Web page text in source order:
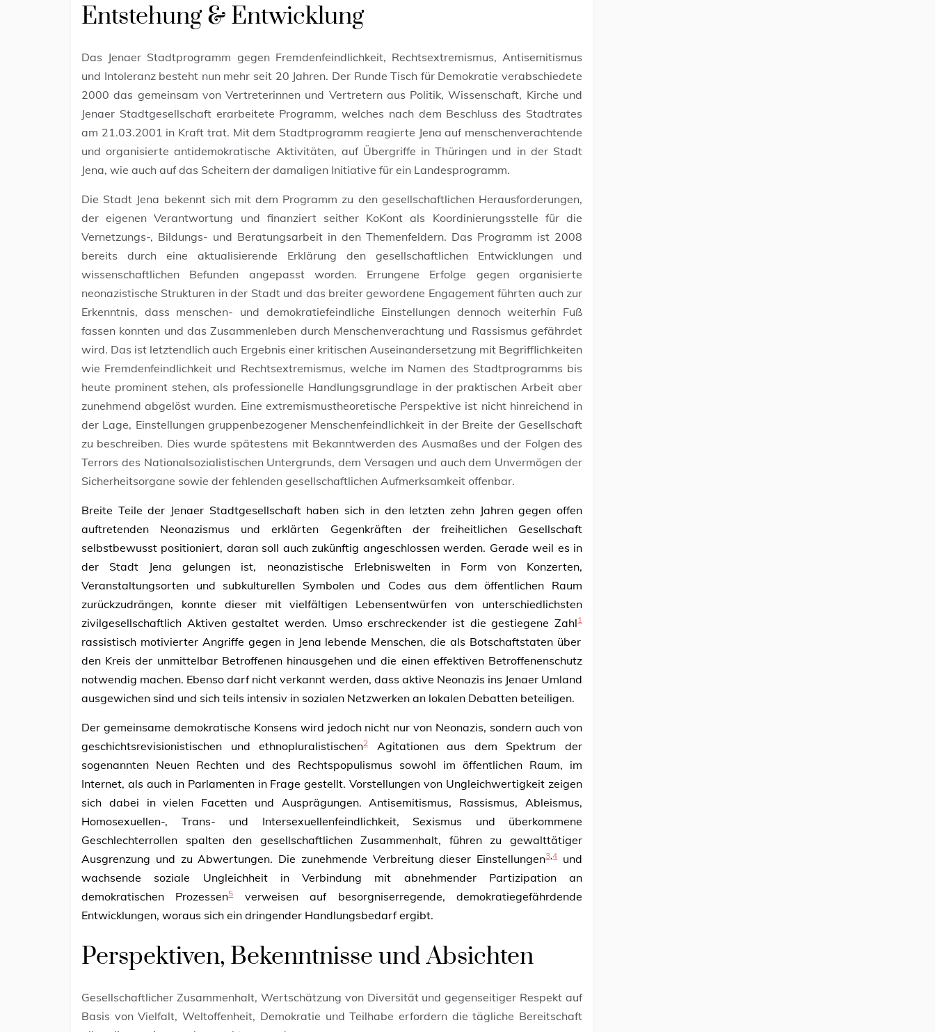
Entstehung & Entwicklung
Das Jenaer Stadtprogramm gegen Fremdenfeindlichkeit, Rechtsextremismus, Antisemitismus
und Intoleranz besteht nun mehr seit 20 Jahren. Der Runde Tisch für Demokratie verabschiedete
2000 das gemeinsam von Vertreterinnen und Vertretern aus Politik, Wissenschaft, Kirche und
Jenaer Stadtgesellschaft erarbeitete Programm, welches nach dem Beschluss des Stadtrates
am 21.03.2001 in Kraft trat. Mit dem Stadtprogramm reagierte Jena auf menschenverachtende
und organisierte antidemokratische Aktivitäten, auf Übergriffe in Thüringen und in der Stadt
Jena, wie auch auf das Scheitern der damaligen Initiative für ein Landesprogramm.
Die Stadt Jena bekennt sich mit dem Programm zu den gesellschaftlichen Herausforderungen,
der eigenen Verantwortung und finanziert seither KoKont als Koordinierungsstelle für die
Vernetzungs-, Bildungs- und Beratungsarbeit in den Themenfeldern. Das Programm ist 2008
bereits durch eine aktualisierende Erklärung den gesellschaftlichen Entwicklungen und
wissenschaftlichen Befunden angepasst worden. Errungene Erfolge gegen organisierte
neonazistische Strukturen in der Stadt und das breiter gewordene Engagement führten auch zur
Erkenntnis, dass menschen- und demokratiefeindliche Einstellungen dennoch weiterhin Fuß
fassen konnten und das Zusammenleben durch Menschenverachtung und Rassismus gefährdet
wird. Das ist letztendlich auch Ergebnis einer kritischen Auseinandersetzung mit Begrifflichkeiten
wie Fremdenfeindlichkeit und Rechtsextremismus, welche im Namen des Stadtprogramms bis
heute prominent stehen, als professionelle Handlungsgrundlage in der praktischen Arbeit aber
zunehmend abgelöst wurden. Eine extremismustheoretische Perspektive ist nicht hinreichend in
der Lage, Einstellungen gruppenbezogener Menschenfeindlichkeit in der Breite der Gesellschaft
zu beschreiben. Dies wurde spätestens mit Bekanntwerden des Ausmaßes und der Folgen des
Terrors des Nationalsozialistischen Untergrunds, dem Versagen und auch dem Unvermögen der
Sicherheitsorgane sowie der fehlenden gesellschaftlichen Aufmerksamkeit offenbar.
Breite Teile der Jenaer Stadtgesellschaft haben sich in den letzten zehn Jahren gegen offen
auftretenden Neonazismus und erklärten Gegenkräften der freiheitlichen Gesellschaft
selbstbewusst positioniert, daran soll auch zukünftig angeschlossen werden. Gerade weil es in
der Stadt Jena gelungen ist, neonazistische Erlebniswelten in Form von Konzerten,
Veranstaltungsorten und subkulturellen Symbolen und Codes aus dem öffentlichen Raum
zurückzudrängen, konnte dieser mit vielfältigen Lebensentwürfen von unterschiedlichsten
zivilgesellschaftlich Aktiven gestaltet werden. Umso erschreckender ist die gestiegene Zahl1
rassistisch motivierter Angriffe gegen in Jena lebende Menschen, die als Botschaftstaten über
den Kreis der unmittelbar Betroffenen hinausgehen und die einen effektiven Betroffenenschutz
notwendig machen. Ebenso darf nicht verkannt werden, dass aktive Neonazis ins Jenaer Umland
ausgewichen sind und sich teils intensiv in sozialen Netzwerken an lokalen Debatten beteiligen.
Der gemeinsame demokratische Konsens wird jedoch nicht nur von Neonazis, sondern auch von
geschichtsrevisionistischen und ethnopluralistischen2
Agitationen aus dem Spektrum der
sogenannten Neuen Rechten und des Rechtspopulismus sowohl im öffentlichen Raum, im
Internet, als auch in Parlamenten in Frage gestellt. Vorstellungen von Ungleichwertigkeit zeigen
sich dabei in vielen Facetten und Ausprägungen. Antisemitismus, Rassismus, Ableismus,
Homosexuellen-, Trans- und Intersexuellenfeindlichkeit, Sexismus und überkommene
Geschlechterrollen spalten den gesellschaftlichen Zusammenhalt, führen zu gewalttätiger
Ausgrenzung und zu Abwertungen. Die zunehmende Verbreitung dieser Einstellungen3,4und
wachsende soziale Ungleichheit in Verbindung mit abnehmender Partizipation an
demokratischen Prozessen5verweisen auf besorgniserregende, demokratiegefährdende
Entwicklungen, woraus sich ein dringender Handlungsbedarf ergibt.
Perspektiven, Bekenntnisse und Absichten
Gesellschaftlicher Zusammenhalt, Wertschätzung von Diversität und gegenseitiger Respekt auf
Basis von Vielfalt, Weltoffenheit, Demokratie und Teilhabe erfordern die tägliche Bereitschaft